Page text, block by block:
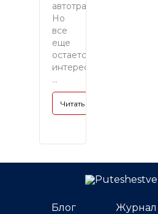
автотранспорту.
Но
все
еще
остается
интересным
...
Читать полностью »
Блог Журнал